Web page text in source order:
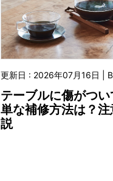
更新日 : 2026年07月16日 |
テーブルに傷がつ
単な補修方法は？
説